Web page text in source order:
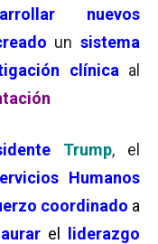
nuevos
unsistema
clínica al
Trump, el
Humanos
coordinado a
el
liderazgo